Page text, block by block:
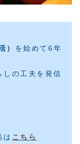
） を始めて6年
の工夫を発信
は こちら